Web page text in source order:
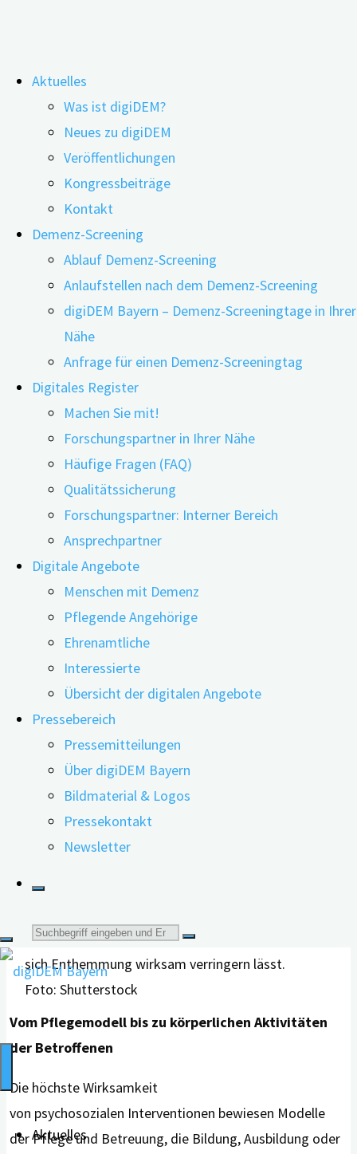
Inhalt
springen
Aktuelles
Was ist digiDEM?
Neues zu digiDEM
Veröffentlichungen
Kongressbeiträge
Kontakt
Demenz-Screening
Ablauf Demenz-Screening
Anlaufstellen nach dem Demenz-Screening
digiDEM Bayern – Demenz-Screeningtage in Ihrer
Nähe
Anfrage für einen Demenz-Screeningtag
Digitales Register
Machen Sie mit!
Forschungspartner in Ihrer Nähe
Häufige Fragen (FAQ)
Qualitätssicherung
Forschungspartner: Interner Bereich
Ansprechpartner
Digitale Angebote
Menschen mit Demenz
Pflegende Angehörige
Ehrenamtliche
Interessierte
Übersicht der digitalen Angebote
Pressebereich
Pressemitteilungen
Über digiDEM Bayern
Bildmaterial & Logos
Pressekontakt
Newsletter
Suche
nach:
Aktuelles
Psychosoziale Behandlungsverfahren
wirken bei enthemmtem Verhalten
11.06.2026
Nichtmedikamentöse sogenannte psychosoziale
Behandlungen sind bei der Verringerung
enthemmter Verhaltensweisen bei Demenz
wirksamer als pharmakologische Interventionen. Zu
diesem Ergebnis kamen australische Forschende.
Impulsives Verhalten, ungesunde Ernährung,
Aufdringlichkeit oder Apathie können Ausdruck von
sogenannten enthemmten Verhaltensweisen bei
Demenz sein. Sowohl bei den Betroffen als auch bei
Menschen in deren Umfeld verursachen sie erheblichen
Stress. Wie sich Enthemmung verringern lässt,
überprüften australische Wissenschaftler*innen, indem
sie systematisch 30 internationale Studien auswerteten.
Demnach können pharmakologische und – noch stärker
Enthemmung beitragen.
Foto: Shutterstock
Vom Pflegemodell bis zu körperlichen Aktivitäten
der Betroffenen
Die höchste Wirksamkeit
von psychosozialen Interventionen bewiesen Modelle
der Pflege und Betreuung, die Bildung, Ausbildung oder